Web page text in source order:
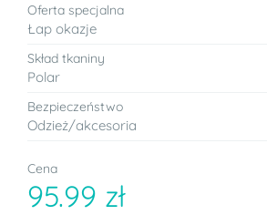
Oferta specjalna
Łap okazje
Skład tkaniny
Polar
Bezpieczeństwo
Odzież/akcesoria
Cena
95.99 zł